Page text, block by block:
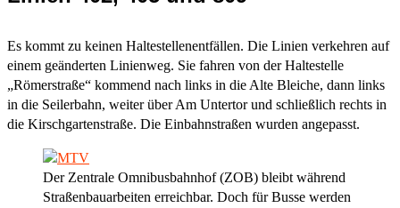
Es kommt zu keinen Haltestellenentfällen. Die Linien verkehren auf
einem geänderten Linienweg. Sie fahren von der Haltestelle
„Römerstraße“ kommend nach links in die Alte Bleiche, dann links
in die Seilerbahn, weiter über Am Untertor und schließlich rechts in
die Kirschgartenstraße. Die Einbahnstraßen wurden angepasst.
Der Zentrale Omnibusbahnhof (ZOB) bleibt während
Straßenbauarbeiten erreichbar. Doch für Busse werden